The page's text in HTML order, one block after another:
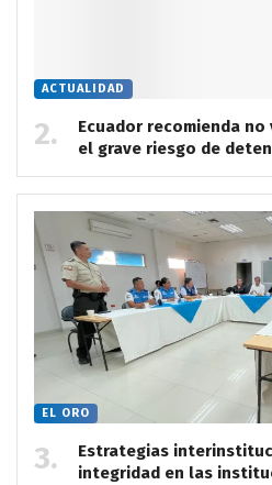
ACTUALIDAD
Ecuador recomienda
el grave riesgo de
EL ORO
Estrategias
integridad en las